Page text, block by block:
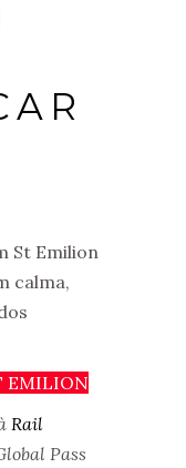
St Emilion
calma,
EMILION
Rail
Pass